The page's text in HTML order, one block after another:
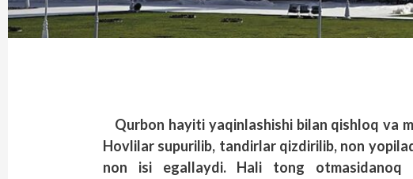
Qurbon hayiti yaqinlashishi bilan qishloq va
Hovlilar supurilib, tandirlar qizdirilib, non
non isi egallaydi. Hali tong otmasidanoq